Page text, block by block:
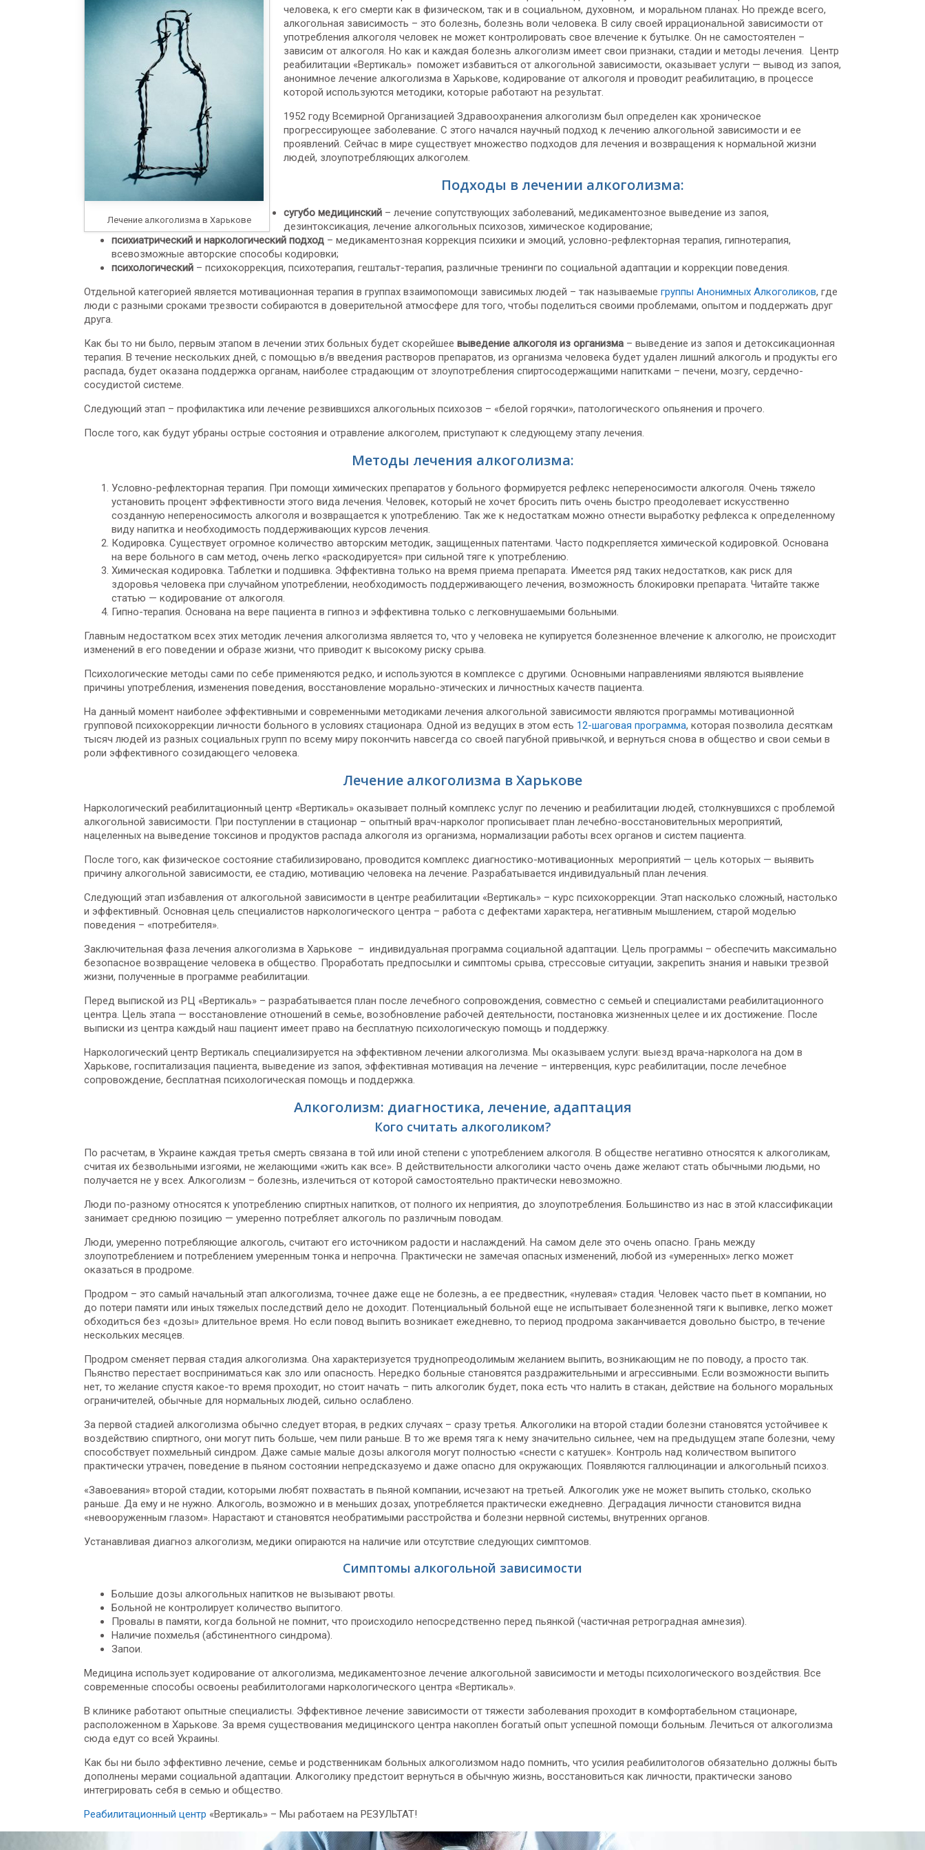
Лечение алкоголизма в Харькове
человека, к его смерти как в физическом, так и в социальном, духовном, и моральном планах. Но прежде всего,
алкогольная зависимость – это болезнь, болезнь воли человека. В силу своей иррациональной зависимости от
употребления алкоголя человек не может контролировать свое влечение к бутылке. Он не самостоятелен –
зависим от алкоголя. Но как и каждая болезнь алкоголизм имеет свои признаки, стадии и методы лечения. Центр
реабилитации «Вертикаль» поможет избавиться от алкогольной зависимости, оказывает услуги — вывод из запоя,
анонимное лечение алкоголизма в Харькове, кодирование от алкоголя и проводит реабилитацию, в процессе
которой используются методики, которые работают на результат.
1952 году Всемирной Организацией Здравоохранения алкоголизм был определен как хроническое
прогрессирующее заболевание. С этого начался научный подход к лечению алкогольной зависимости и ее
проявлений. Сейчас в мире существует множество подходов для лечения и возвращения к нормальной жизни
людей, злоупотребляющих алкоголем.
Подходы в лечении алкоголизма:
сугубо медицинский – лечение сопутствующих заболеваний, медикаментозное выведение из запоя,
дезинтоксикация, лечение алкогольных психозов, химическое кодирование;
психиатрический и наркологический подход – медикаментозная коррекция психики и эмоций, условно-рефлекторная терапия, гипнотерапия,
всевозможные авторские способы кодировки;
психологический – психокоррекция, психотерапия, гештальт-терапия, различные тренинги по социальной адаптации и коррекции поведения.
Отдельной категорией является мотивационная терапия в группах взаимопомощи зависимых людей – так называемые группы Анонимных Алкоголиков, где
люди с разными сроками трезвости собираются в доверительной атмосфере для того, чтобы поделиться своими проблемами, опытом и поддержать друг
друга.
Как бы то ни было, первым этапом в лечении этих больных будет скорейшее выведение алкоголя из организма – выведение из запоя и детоксикационная
терапия. В течение нескольких дней, с помощью в/в введения растворов препаратов, из организма человека будет удален лишний алкоголь и продукты его
распада, будет оказана поддержка органам, наиболее страдающим от злоупотребления спиртосодержащими напитками – печени, мозгу, сердечно-
сосудистой системе.
Следующий этап – профилактика или лечение резвившихся алкогольных психозов – «белой горячки», патологического опьянения и прочего.
После того, как будут убраны острые состояния и отравление алкоголем, приступают к следующему этапу лечения.
Методы лечения алкоголизма:
Условно-рефлекторная терапия. При помощи химических препаратов у больного формируется рефлекс непереносимости алкоголя. Очень тяжело
установить процент эффективности этого вида лечения. Человек, который не хочет бросить пить очень быстро преодолевает искусственно
созданную непереносимость алкоголя и возвращается к употреблению. Так же к недостаткам можно отнести выработку рефлекса к определенному
виду напитка и необходимость поддерживающих курсов лечения.
Кодировка. Существует огромное количество авторским методик, защищенных патентами. Часто подкрепляется химической кодировкой. Основана
на вере больного в сам метод, очень легко «раскодируется» при сильной тяге к употреблению.
Химическая кодировка. Таблетки и подшивка. Эффективна только на время приема препарата. Имеется ряд таких недостатков, как риск для
здоровья человека при случайном употреблении, необходимость поддерживающего лечения, возможность блокировки препарата. Читайте также
статью — кодирование от алкоголя.
Гипно-терапия. Основана на вере пациента в гипноз и эффективна только с легковнушаемыми больными.
Главным недостатком всех этих методик лечения алкоголизма является то, что у человека не купируется болезненное влечение к алкоголю, не происходит
изменений в его поведении и образе жизни, что приводит к высокому риску срыва.
Психологические методы сами по себе применяются редко, и используются в комплексе с другими. Основными направлениями являются выявление
причины употребления, изменения поведения, восстановление морально-этических и личностных качеств пациента.
На данный момент наиболее эффективными и современными методиками лечения алкогольной зависимости являются программы мотивационной
групповой психокоррекции личности больного в условиях стационара. Одной из ведущих в этом есть 12-шаговая программа, которая позволила десяткам
тысяч людей из разных социальных групп по всему миру покончить навсегда со своей пагубной привычкой, и вернуться снова в общество и свои семьи в
роли эффективного созидающего человека.
Лечение алкоголизма в Харькове
Наркологический реабилитационный центр «Вертикаль» оказывает полный комплекс услуг по лечению и реабилитации людей, столкнувшихся с проблемой
алкогольной зависимости. При поступлении в стационар – опытный врач-нарколог прописывает план лечебно-восстановительных мероприятий,
нацеленных на выведение токсинов и продуктов распада алкоголя из организма, нормализации работы всех органов и систем пациента.
После того, как физическое состояние стабилизировано, проводится комплекс диагностико-мотивационных мероприятий — цель которых — выявить
причину алкогольной зависимости, ее стадию, мотивацию человека на лечение. Разрабатывается индивидуальный план лечения.
Следующий этап избавления от алкогольной зависимости в центре реабилитации «Вертикаль» – курс психокоррекции. Этап насколько сложный, настолько
и эффективный. Основная цель специалистов наркологического центра – работа с дефектами характера, негативным мышлением, старой моделью
поведения – «потребителя».
Заключительная фаза лечения алкоголизма в Харькове – индивидуальная программа социальной адаптации. Цель программы – обеспечить максимально
безопасное возвращение человека в общество. Проработать предпосылки и симптомы срыва, стрессовые ситуации, закрепить знания и навыки трезвой
жизни, полученные в программе реабилитации.
Перед выпиской из РЦ «Вертикаль» – разрабатывается план после лечебного сопровождения, совместно с семьей и специалистами реабилитационного
центра. Цель этапа — восстановление отношений в семье, возобновление рабочей деятельности, постановка жизненных целее и их достижение. После
выписки из центра каждый наш пациент имеет право на бесплатную психологическую помощь и поддержку.
Наркологический центр Вертикаль специализируется на эффективном лечении алкоголизма. Мы оказываем услуги: выезд врача-нарколога на дом в
Харькове, госпитализация пациента, выведение из запоя, эффективная мотивация на лечение – интервенция, курс реабилитации, после лечебное
сопровождение, бесплатная психологическая помощь и поддержка.
Алкоголизм: диагностика, лечение, адаптация
Кого считать алкоголиком?
По расчетам, в Украине каждая третья смерть связана в той или иной степени с употреблением алкоголя. В обществе негативно относятся к алкоголикам,
считая их безвольными изгоями, не желающими «жить как все». В действительности алкоголики часто очень даже желают стать обычными людьми, но
получается не у всех. Алкоголизм – болезнь, излечиться от которой самостоятельно практически невозможно.
Люди по-разному относятся к употреблению спиртных напитков, от полного их неприятия, до злоупотребления. Большинство из нас в этой классификации
занимает среднюю позицию — умеренно потребляет алкоголь по различным поводам.
Люди, умеренно потребляющие алкоголь, считают его источником радости и наслаждений. На самом деле это очень опасно. Грань между
злоупотреблением и потреблением умеренным тонка и непрочна. Практически не замечая опасных изменений, любой из «умеренных» легко может
оказаться в продроме.
Продром – это самый начальный этап алкоголизма, точнее даже еще не болезнь, а ее предвестник, «нулевая» стадия. Человек часто пьет в компании, но
до потери памяти или иных тяжелых последствий дело не доходит. Потенциальный больной еще не испытывает болезненной тяги к выпивке, легко может
обходиться без «дозы» длительное время. Но если повод выпить возникает ежедневно, то период продрома заканчивается довольно быстро, в течение
нескольких месяцев.
Продром сменяет первая стадия алкоголизма. Она характеризуется труднопреодолимым желанием выпить, возникающим не по поводу, а просто так.
Пьянство перестает восприниматься как зло или опасность. Нередко больные становятся раздражительными и агрессивными. Если возможности выпить
нет, то желание спустя какое-то время проходит, но стоит начать – пить алкоголик будет, пока есть что налить в стакан, действие на больного моральных
ограничителей, обычные для нормальных людей, сильно ослаблено.
За первой стадией алкоголизма обычно следует вторая, в редких случаях – сразу третья. Алкоголики на второй стадии болезни становятся устойчивее к
воздействию спиртного, они могут пить больше, чем пили раньше. В то же время тяга к нему значительно сильнее, чем на предыдущем этапе болезни, чему
способствует похмельный синдром. Даже самые малые дозы алкоголя могут полностью «снести с катушек». Контроль над количеством выпитого
практически утрачен, поведение в пьяном состоянии непредсказуемо и даже опасно для окружающих. Появляются галлюцинации и алкогольный психоз.
«Завоевания» второй стадии, которыми любят похвастать в пьяной компании, исчезают на третьей. Алкоголик уже не может выпить столько, сколько
раньше. Да ему и не нужно. Алкоголь, возможно и в меньших дозах, употребляется практически ежедневно. Деградация личности становится видна
«невооруженным глазом». Нарастают и становятся необратимыми расстройства и болезни нервной системы, внутренних органов.
Устанавливая диагноз алкоголизм, медики опираются на наличие или отсутствие следующих симптомов.
Симптомы алкогольной зависимости
Большие дозы алкогольных напитков не вызывают рвоты.
Больной не контролирует количество выпитого.
Провалы в памяти, когда больной не помнит, что происходило непосредственно перед пьянкой (частичная ретроградная амнезия).
Наличие похмелья (абстинентного синдрома).
Запои.
Медицина использует кодирование от алкоголизма, медикаментозное лечение алкогольной зависимости и методы психологического воздействия. Все
современные способы освоены реабилитологами наркологического центра «Вертикаль».
В клинике работают опытные специалисты. Эффективное лечение зависимости от тяжести заболевания проходит в комфортабельном стационаре,
расположенном в Харькове. За время существования медицинского центра накоплен богатый опыт успешной помощи больным. Лечиться от алкоголизма
сюда едут со всей Украины.
Как бы ни было эффективно лечение, семье и родственникам больных алкоголизмом надо помнить, что усилия реабилитологов обязательно должны быть
дополнены мерами социальной адаптации. Алкоголику предстоит вернуться в обычную жизнь, восстановиться как личности, практически заново
интегрировать себя в семью и общество.
Реабилитационный центр «Вертикаль» – Мы работаем на РЕЗУЛЬТАТ!